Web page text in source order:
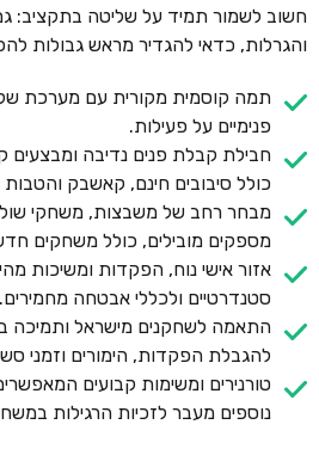
חשוב לשמור תמיד על שליטה בתקציב:
והגרלות, כדאי להגדיר מראש גבולות
תמה קוסמית מקורית עם מערכת
פנימיים על פעילות.
חבילת קבלת פנים נדיבה ומבצעים
כולל סיבובים חינם, קאשבק והטבות
מבחר רחב של משבצות, משחקי שולחן
מספקים מובילים, כולל משחקים
אזור אישי נוח, הפקדות ומשיכות
סטנדרטיים ולכללי אבטחה מחמירים.
התאמה לשחקנים מישראל
להגבלת הפקדות, הימורים וזמני
טורנירים ומשימות קבועים
נוספים מעבר לזכיות הרגילות